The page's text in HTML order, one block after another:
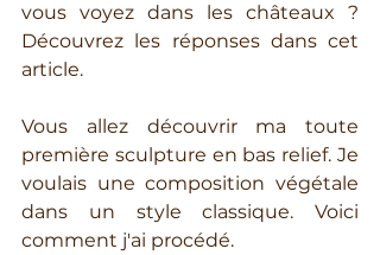
vous voyez dans les châteaux ?
Découvrez les réponses dans cet
article.
Vous allez découvrir ma toute
première sculpture en bas relief. Je
voulais une composition végétale
dans un style classique. Voici
comment j'ai procédé.